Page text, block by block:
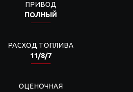
ПРИВОД
ПОЛНЫЙ
РАСХОД ТОПЛИВА
11/8/7
ОЦЕНОЧНАЯ